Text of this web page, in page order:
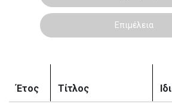
Επιμέλεια
Έτος Τίτλος